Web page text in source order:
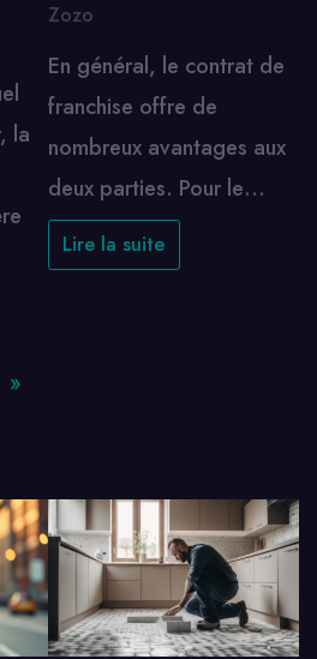
la
Zozo
En général, le contrat de
franchise offre de
nombreux avantages aux
deux parties. Pour le…
Lire la suite
»